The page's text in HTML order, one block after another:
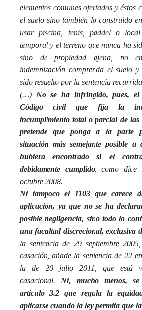
elementos comunes ofertados y éstos
el suelo sino también lo construido
usar piscina, tenis, paddel o
temporal y el terreno que nunca ha
sino de propiedad ajena, no
indemnización comprenda el suelo
sido resuelto por la sentencia
(…) No se ha infringido, pues, el
Código civil que fija la
incumplimiento total o parcial de las
pretende que ponga a la parte
situación más semejante posible a
hubiera encontrado si el
debidamente cumplido, como dice
octubre 2008.
Ni tampoco el 1103 que carece
aplicación, ya que no se ha
posible negligencia, sino todo lo
una facultad discrecional, exclusiva
la sentencia de 29 septiembre
casación, añade la sentencia de 22
la de 20 julio 2011, que está
casacional. Ni, mucho menos,
artículo 3.2 que regula la
aplicarse cuando la ley permita que